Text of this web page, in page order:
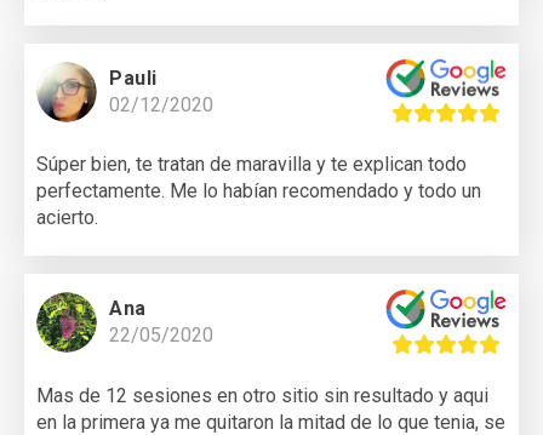
Pauli
02/12/2020
Súper bien, te tratan de maravilla y te explican todo
perfectamente. Me lo habían recomendado y todo un
acierto.
Ana
22/05/2020
Mas de 12 sesiones en otro sitio sin resultado y aqui
en la primera ya me quitaron la mitad de lo que tenia, se